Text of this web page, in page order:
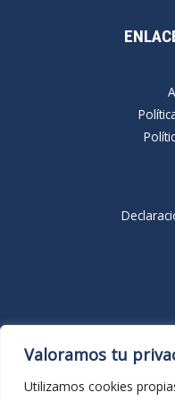
Valoramos tu
Utilizamos cookies
Cerrajería Pérez ©